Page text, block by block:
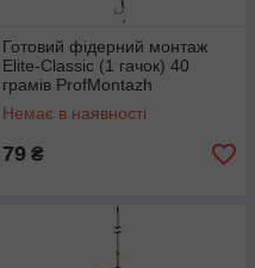
Готовий фідерний монтаж
Elite-Classic (1 гачок) 40
грамів ProfMontazh
Немає в наявності
79 ₴